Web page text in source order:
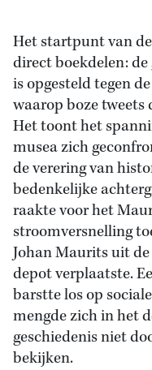
Het startpunt van
direct boekdelen:
is opgesteld tegen
waarop boze
Het toont het
musea zich
de verering van
bedenkelijke
raakte voor het
stroomversnelling
Johan Maurits uit
depot verplaatste.
barstte los op
mengde zich in het
geschiedenis niet
bekijken.